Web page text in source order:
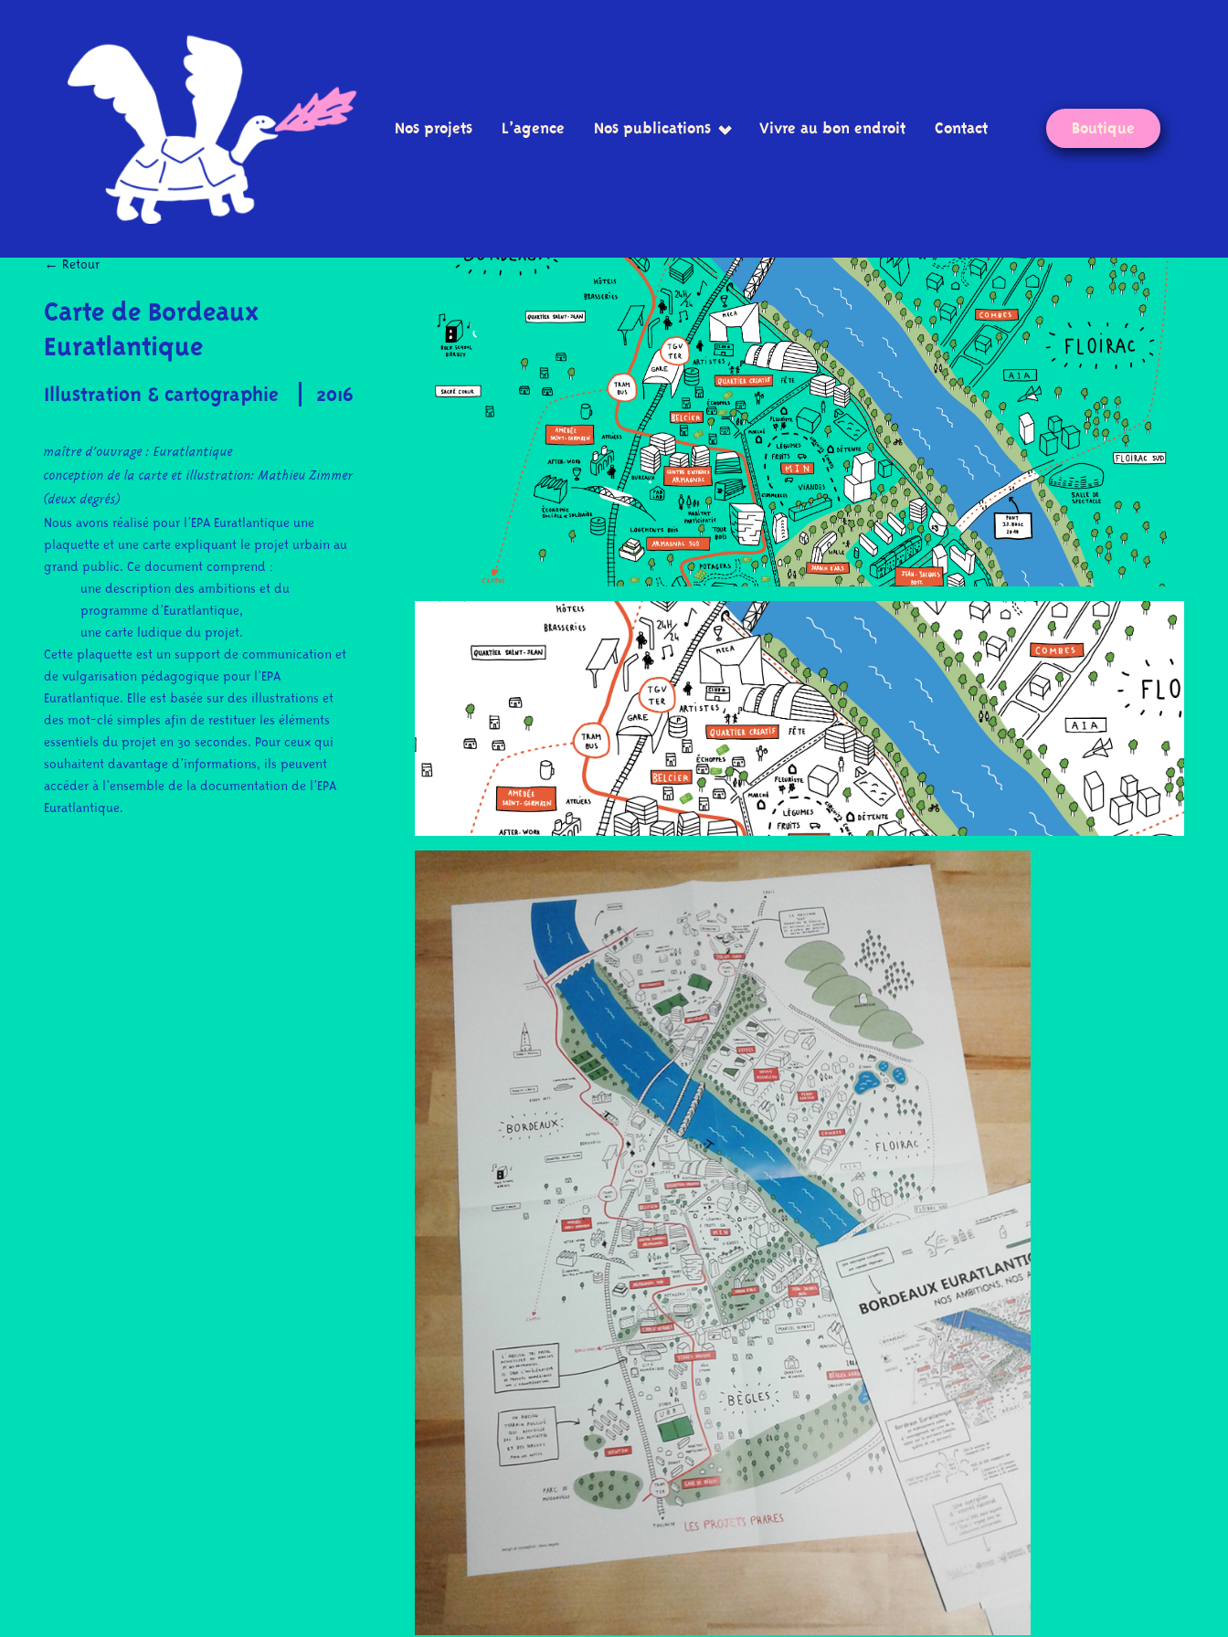
Nos projets L’agence Nos publications Vivre au bon endroit Contact Boutique
← Retour
Carte de Bordeaux
Euratlantique
Illustration & cartographie 2016
maître d’ouvrage : Euratlantique
conception de la carte et illustration: Mathieu Zimmer
(deux degrés)
Nous avons réalisé pour l’EPA Euratlantique une
plaquette et une carte expliquant le projet urbain au
grand public. Ce document comprend :
une description des ambitions et du
programme d’Euratlantique,
une carte ludique du projet.
Cette plaquette est un support de communication et
de vulgarisation pédagogique pour l’EPA
Euratlantique. Elle est basée sur des illustrations et
des mot-clé simples afin de restituer les éléments
essentiels du projet en 30 secondes. Pour ceux qui
souhaitent davantage d’informations, ils peuvent
accéder à l’ensemble de la documentation de l’EPA
Euratlantique.